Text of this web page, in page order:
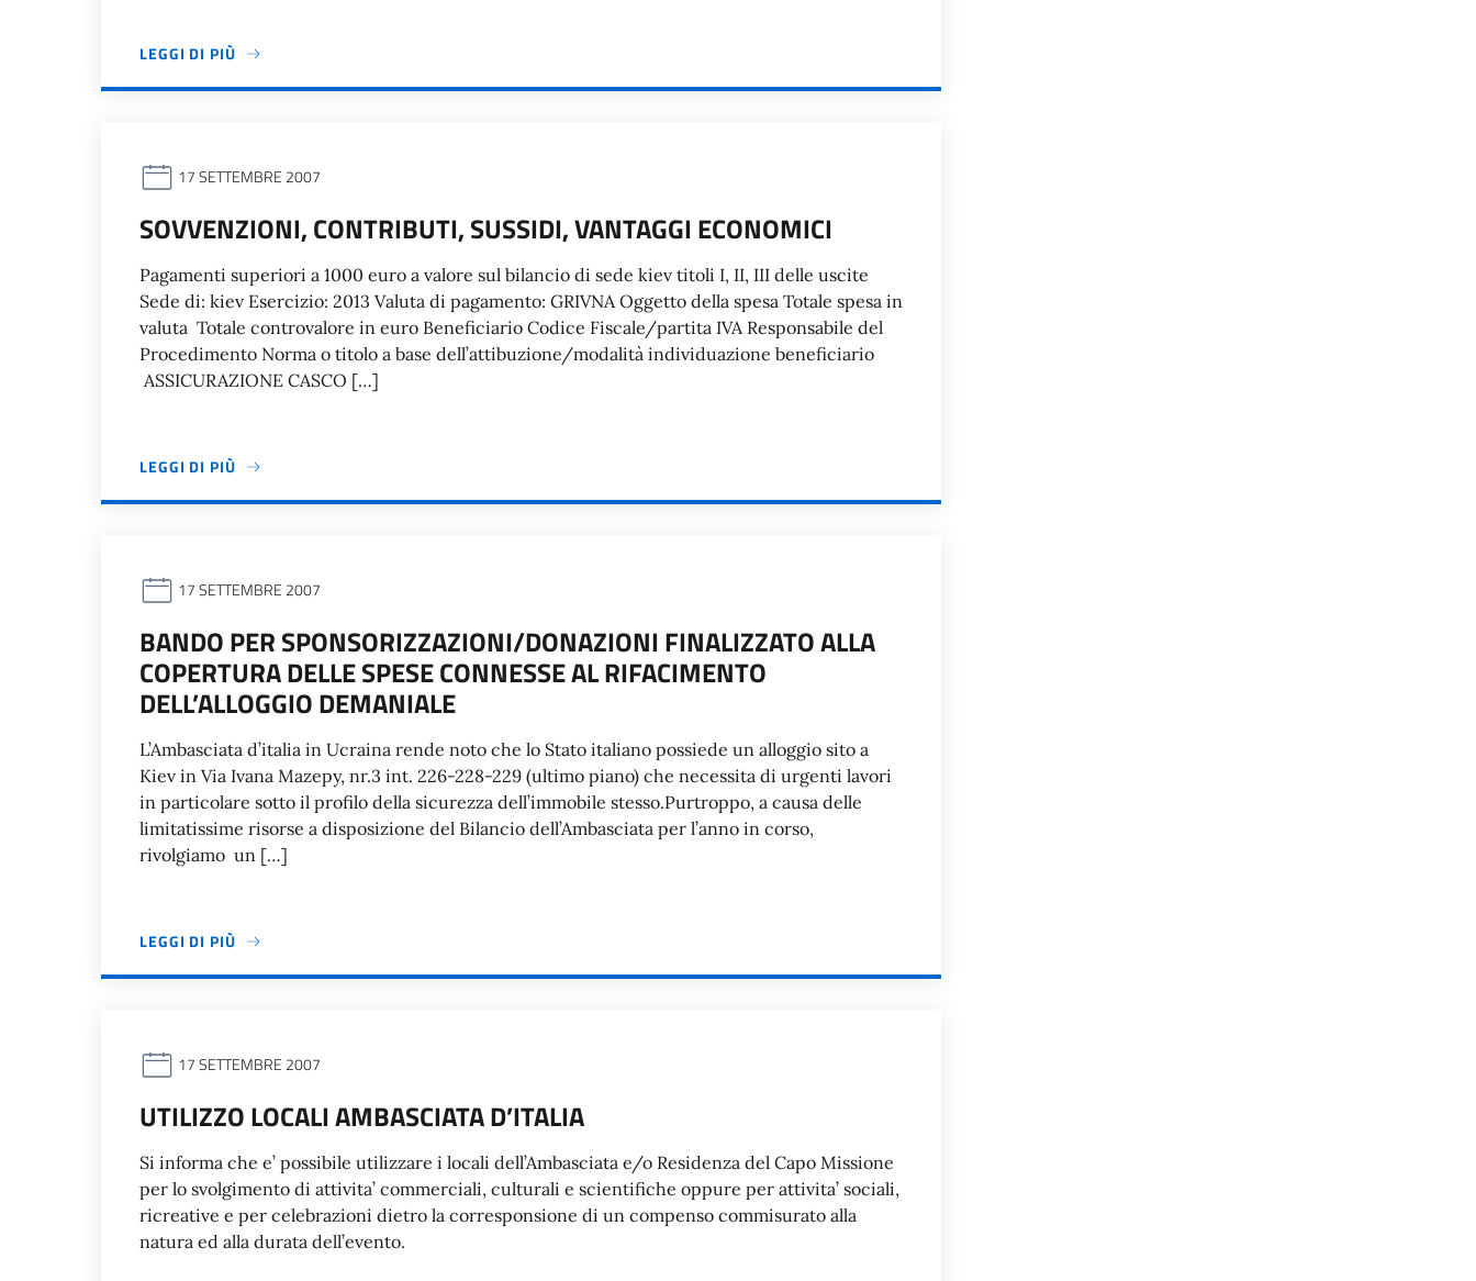
LEGGI DI PIÙ
17 SETTEMBRE 2007
SOVVENZIONI, CONTRIBUTI, SUSSIDI, VANTAGGI ECONOMICI
Pagamenti superiori a 1000 euro a valore sul bilancio di sede kiev titoli I, II, III delle uscite
Sede di: kiev Esercizio: 2013 Valuta di pagamento: GRIVNA Oggetto della spesa Totale spesa in
valuta Totale controvalore in euro Beneficiario Codice Fiscale/partita IVA Responsabile del
Procedimento Norma o titolo a base dell’attibuzione/modalità individuazione beneficiario
ASSICURAZIONE CASCO […]
LEGGI DI PIÙ
17 SETTEMBRE 2007
BANDO PER SPONSORIZZAZIONI/DONAZIONI FINALIZZATO ALLA
COPERTURA DELLE SPESE CONNESSE AL RIFACIMENTO
DELL’ALLOGGIO DEMANIALE
L’Ambasciata d’italia in Ucraina rende noto che lo Stato italiano possiede un alloggio sito a
Kiev in Via Ivana Mazepy, nr.3 int. 226-228-229 (ultimo piano) che necessita di urgenti lavori
in particolare sotto il profilo della sicurezza dell’immobile stesso.Purtroppo, a causa delle
limitatissime risorse a disposizione del Bilancio dell’Ambasciata per l’anno in corso,
rivolgiamo un […]
LEGGI DI PIÙ
17 SETTEMBRE 2007
UTILIZZO LOCALI AMBASCIATA D’ITALIA
Si informa che e’ possibile utilizzare i locali dell’Ambasciata e/o Residenza del Capo Missione
per lo svolgimento di attivita’ commerciali, culturali e scientifiche oppure per attivita’ sociali,
ricreative e per celebrazioni dietro la corresponsione di un compenso commisurato alla
natura ed alla durata dell’evento.